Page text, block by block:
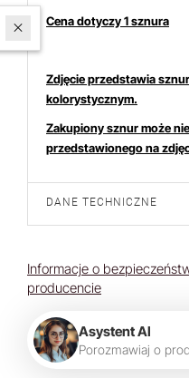
Cena dotyczy 1 sznura
Zdjęcie przedstawia
kolorystycznym.
Zakupiony sznur może
przedstawionego na
DANE TECHNICZNE
Informacje o
producencie
Asystent AI
Porozmawiaj o prod
W ostatnich 7 dniach